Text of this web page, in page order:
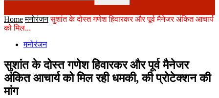
Home मनोरंजन सुशांत के दोस्त गणेश हिवारकर और पूर्व मैनेजर अंकित आचार्य
को मिल...
मनोरंजन
सुशांत के दोस्त गणेश हिवारकर और पूर्व मैनेजर
अंकित आचार्य को मिल रही धमकी, की प्रोटेक्शन की
मांग